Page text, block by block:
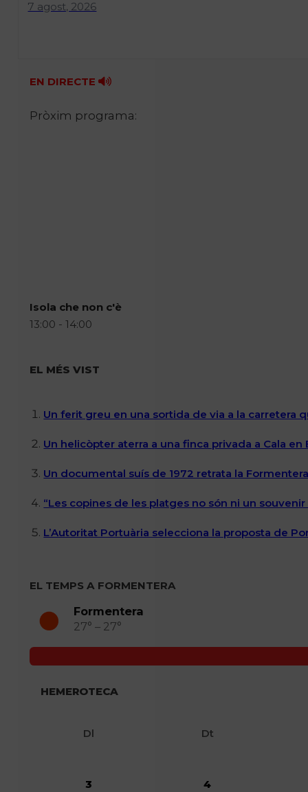
7 agost, 2026
EN DIRECTE
Pròxim programa:
Isola che non c'è
13:00 - 14:00
EL MÉS VIST
Un ferit greu en una sortida de via a la carretera
Un helicòpter aterra a una finca privada a Cala
Un documental suís de 1972 retrata la
“Les copines de les platges no són ni un
L’Autoritat Portuària selecciona la proposta de
EL TEMPS A FORMENTERA
Formentera
27° – 27°
HEMEROTECA
Dl Dt
3
4